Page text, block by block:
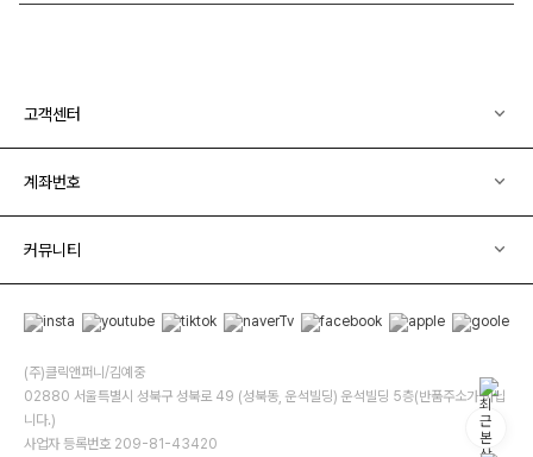
고객센터
계좌번호
커뮤니티
(주)클릭앤퍼니/김예중
02880 서울특별시 성북구 성북로 49 (성북동, 운석빌딩) 운석빌딩 5층(반품주소가 아닙
니다.)
사업자 등록번호 209-81-43420